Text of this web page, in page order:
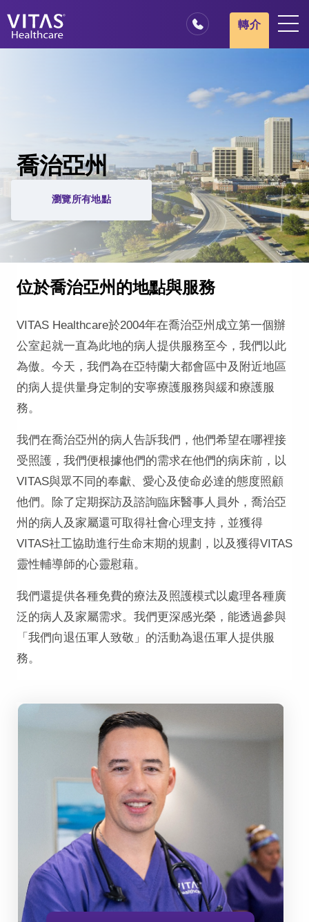
醫療服務專業人員
家庭與照顧者
轉介
喬治亞州
瀏覽所有地點
位於喬治亞州的地點與服務
VITAS Healthcare於2004年在喬治亞州成立第一個辦
公室起就一直為此地的病人提供服務至今，我們以此
為傲。今天，我們為在亞特蘭大都會區中及附近地區
的病人提供量身定制的安寧療護服務與緩和療護服
務。
我們在喬治亞州的病人告訴我們，他們希望在哪裡接
受照護，我們便根據他們的需求在他們的病床前，以
VITAS與眾不同的奉獻、愛心及使命必達的態度照顧
他們。除了定期探訪及諮詢臨床醫事人員外，喬治亞
州的病人及家屬還可取得社會心理支持，並獲得
VITAS社工協助進行生命末期的規劃，以及獲得VITAS
靈性輔導師的心靈慰藉。
我們還提供各種免費的療法及照護模式以處理各種廣
泛的病人及家屬需求。我們更深感光榮，能透過參與
「我們向退伍軍人致敬」的活動為退伍軍人提供服
務。